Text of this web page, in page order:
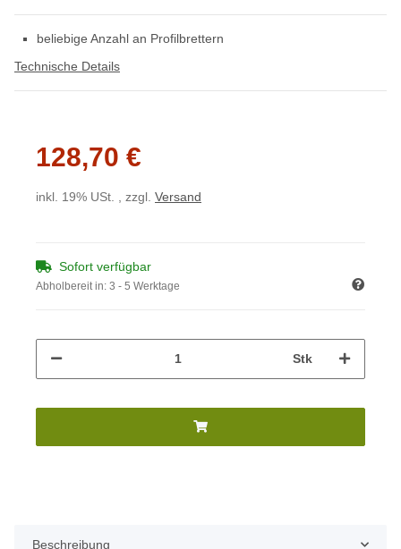
beliebige Anzahl an Profilbrettern
Technische Details
128,70 €
inkl. 19% USt. , zzgl. Versand
Sofort verfügbar
Abholbereit in: 3 - 5 Werktage
Stk
Beschreibung